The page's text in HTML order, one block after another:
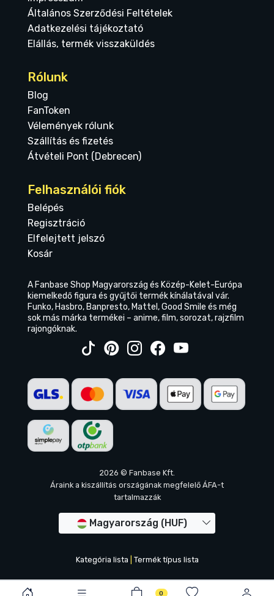
0
Általános Szerződési Feltételek
Adatkezelési tájékoztató
Elállás, termék visszaküldés
Rólunk
Blog
FanToken
Vélemények rólunk
Szállítás és fizetés
Átvételi Pont (Debrecen)
Felhasználói fiók
Belépés
Regisztráció
Elfelejtett jelszó
Kosár
A Fanbase Shop Magyarország és Közép-Kelet-Európa
kiemelkedő figura és gyűjtői termék kínálatával vár.
Funko, Hasbro, Banpresto, Mattel, Good Smile és még
sok más márka termékei – anime, film, sorozat, rajzfilm
rajongóknak.
2026 © Fanbase Kft.
Áraink a kiszállítás országának megfelelő ÁFA-t
tartalmazzák
Magyarország (HUF)
Kategória lista Termék típus lista